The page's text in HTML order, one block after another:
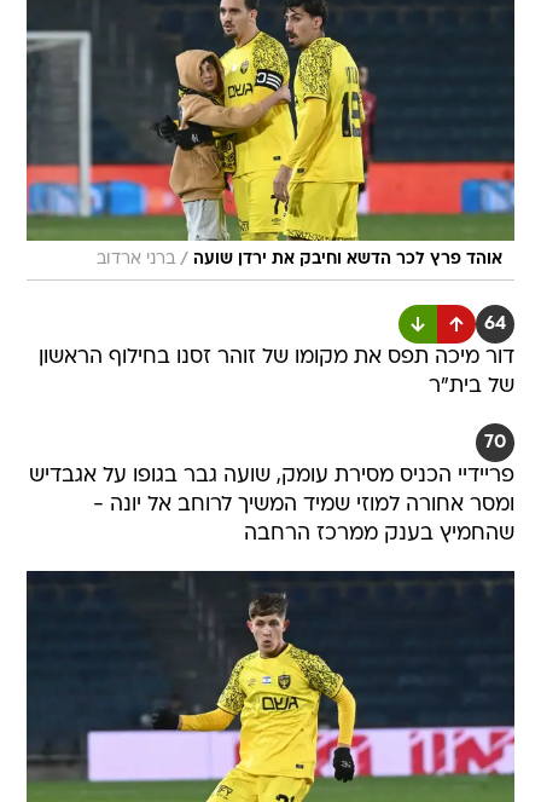
אוהד פרץ לכר הדשא וחיבק את ירדן שועה / ברני ארדוב
64
דור מיכה תפס את מקומו של זוהר זסנו בחילוף הראשון
של בית"ר
70
פריידיי הכניס מסירת עומק, שועה גבר בגופו על אגבדיש
ומסר אחורה למוזי שמיד המשיך לרוחב אל יונה -
שהחמיץ בענק ממרכז הרחבה